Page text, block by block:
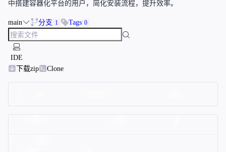
中搭建容器化平台的用户，简化安装流程，提升效率。
main 分支 1 Tags 0
IDE
下载zip
Clone